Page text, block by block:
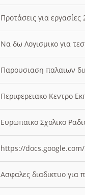
Προτάσεις για
Να δω Λογισμικο για
Παρουσιαση παλαιων
Περιφερειακο Κεντρο
Ευρωπαικο Σχολικο
https://
Ασφαλες διαδικτυο για